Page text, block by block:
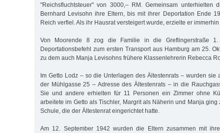
"Reichsfluchtsteuer" von 3000,– RM. Gemeinsam unterhielten
Bernhard Levisohn ihre Eltern, bis mit ihrer Deportation Ende
Reich verfiel. Als ihr Hausrat versteigert wurde, erzielte er
Von Moorende 8 zog die Familie in die Greflingerstraße
Deportationsbefehl zum ersten Transport aus Hamburg am 25.
zu dem auch Manja Levisohns frühere Klassenlehrerin Rebecca
Im Getto Lodz – so die Unterlagen des Ältestenrats – wurden sie
der Mühlgasse 25 – Adresse des Ältestenrats – in die
Sie und andere erhielten für 11 Personen ein Zimmer ohne
arbeitete im Getto als Tischler, Margrit als Näherin und Manja
Schule, die der Ältestenrat eingerichtet hatte.
Am 12. September 1942 wurden die Eltern zusammen mit